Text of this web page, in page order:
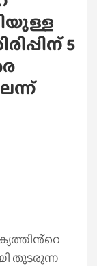
5
തുടരുന്ന